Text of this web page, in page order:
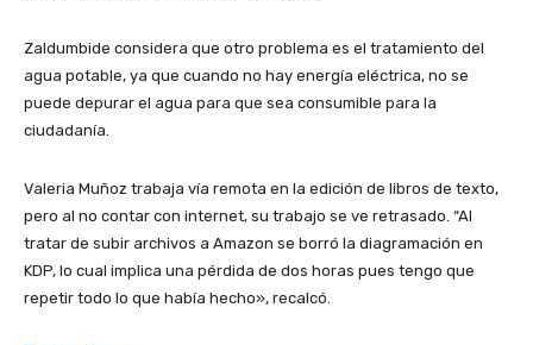
Zaldumbide considera que otro problema es el tratamiento del
agua potable, ya que cuando no hay energía eléctrica, no se
puede depurar el agua para que sea consumible para la
ciudadanía.
Valeria Muñoz trabaja vía remota en la edición de libros de texto,
pero al no contar con internet, su trabajo se ve retrasado. “Al
tratar de subir archivos a Amazon se borró la diagramación en
KDP, lo cual implica una pérdida de dos horas pues tengo que
repetir todo lo que había hecho», recalcó.